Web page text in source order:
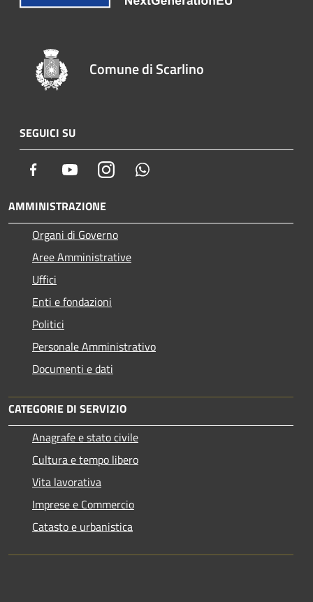
Comune di Scarlino
SEGUICI SU
Facebook YoutubeInstagram
AMMINISTRAZIONE
Organi di Governo
Aree Amministrative
Uffici
Enti e fondazioni
Politici
Personale Amministrativo
Documenti e dati
CATEGORIE DI SERVIZIO
Anagrafe e stato civile
Cultura e tempo libero
Vita lavorativa
Imprese e Commercio
Catasto e urbanistica